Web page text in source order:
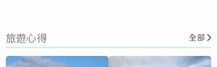
旅遊心得 全部